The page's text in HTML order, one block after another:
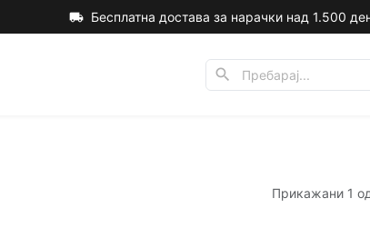
local_shipping Бесплатна достава за нарачки над 1.500
search
Прикажани 1